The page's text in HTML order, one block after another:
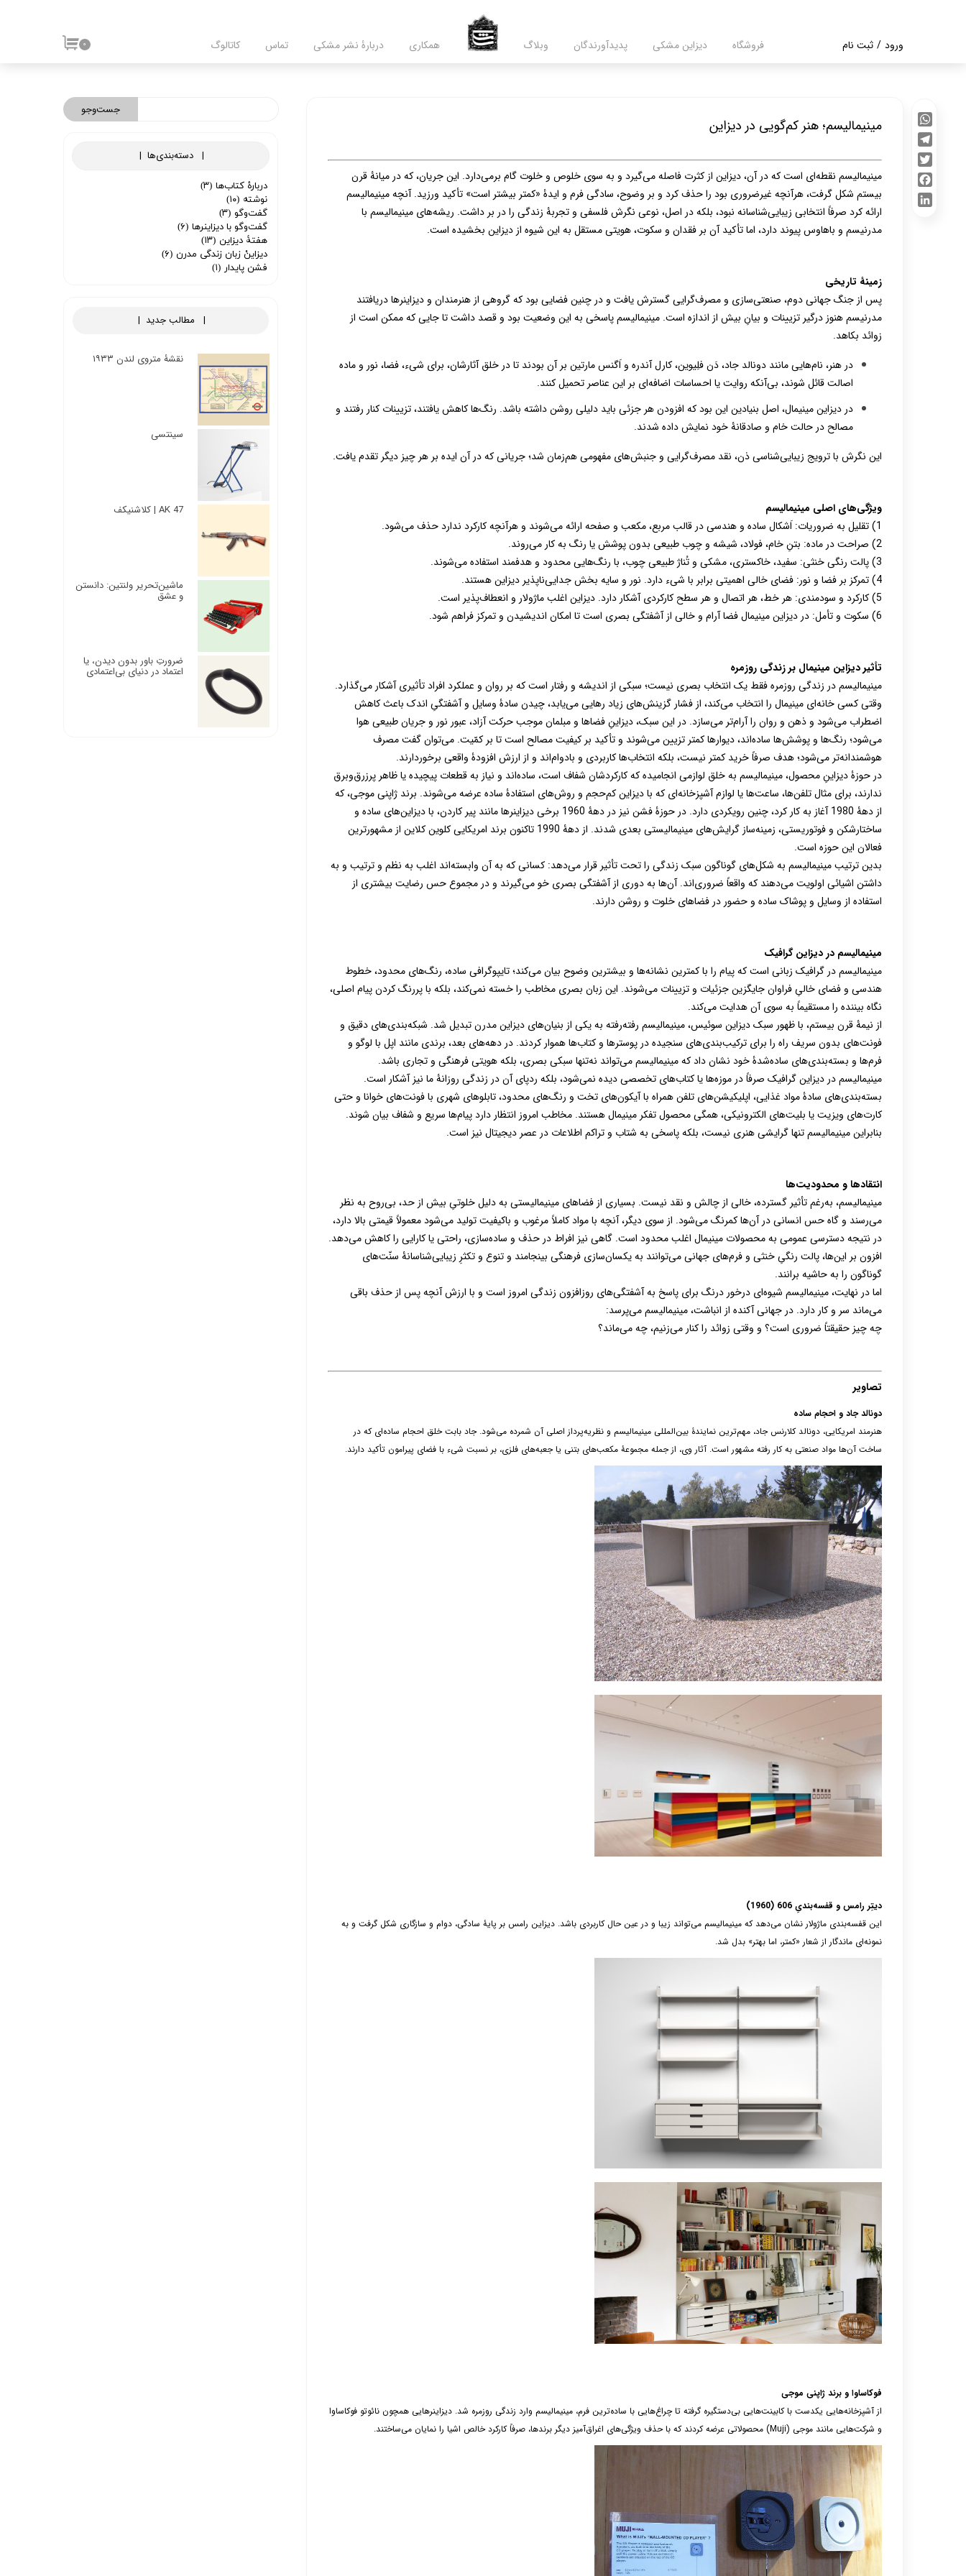
ورود / ثبت نام
سفارشات
خروج از حساب
کاربری
۰ همکاری دربارۀ نشر مشکی تماس کاتالوگ فروشگاه دیزاین مشکی پدید‌آورندگان وبلاگ
مینیمالیسم؛ هنر کم‌گویی در دیزاین
مینیمالیسم نقطه‌ای است که در آن، دیزاین از کثرت فاصله می‌گیرد و به سوی خلوص و خلوت گام برمی‌دارد. این جریان، که در میانۀ قرن
بیستم شکل گرفت، هرآنچه غیرضروری بود را حذف کرد و بر وضوح، سادگی فرم و ایدۀ «کمتر بیشتر است» تأکید ورزید. آنچه مینیمالیسم
ارائه کرد صرفاً انتخابی زیبایی‌شناسانه نبود، بلکه در اصل، نوعی نگرش فلسفی و تجربۀ زندگی را در بر داشت. ریشه‌های مینیمالیسم با
مدرنیسم و باهاوس پیوند دارد، اما تأکید آن بر فقدان و سکوت، هویتی مستقل به این شیوه از دیزاین بخشیده است.
زمینۀ تاریخی
پس از جنگ جهانی دوم، صنعتی‌سازی و مصرف‌گرایی گسترش یافت و در چنین فضایی بود که گروهی از هنرمندان و دیزاینرها دریافتند
مدرنیسم هنوز درگیر تزیینات و بیان‌ِ بیش از اندازه است. مینیمالیسم پاسخی به این وضعیت بود و قصد داشت تا جایی که ممکن است از
زوائد بکاهد.
در هنر، نام‌هایی مانند دونالد جاد، دَن فلِیوین، کارل آندره و اَگنس مارتین بر آن بودند تا در خلق آثارشان، برای شیء، فضا، نور و ماده
اصالت قائل شوند، بی‌آنکه روایت یا احساسات اضافه‌ای بر این عناصر تحمیل کنند.
در دیزاین مینیمال، اصل بنیادین این بود که افزودن هر جزئی باید دلیلی روشن داشته باشد. رنگ‌ها کاهش یافتند، تزیینات کنار رفتند و
مصالح در حالت خام و صادقانۀ خود نمایش داده شدند.
این نگرش با ترویج زیبایی‌شناسی ذن، نقد مصرف‌گرایی و جنبش‌های مفهومی هم‌زمان شد؛ جریانی که در آن ایده بر هر چیز دیگر تقدم یافت.
ویژگی‌های اصلی مینیمالیسم
1) تقلیل به ضروریات:
اَشکال ساده و هندسی در قالب مربع، مکعب و صفحه ارائه می‌شوند و هرآنچه کارکرد ندارد حذف می‌شود.
2) صراحت در ماده:
بتنِ خام، فولاد، شیشه و چوب طبیعی بدون پوشش یا رنگ به کار می‌روند.
3) پالت رنگی خنثی:
سفید، خاکستری، مشکی و تُناژ طبیعی چوب، با رنگ‌هایی محدود و هدفمند استفاده می‌شوند.
4) تمرکز بر فضا و نور: فضای خالی اهمیتی برابر با شیء دارد. نور و سایه بخش جدایی‌ناپذیر دیزاین هستند.
5) کارکرد و سودمندی: هر خط، هر اتصال و هر سطح کارکردی آشکار دارد. دیزاین اغلب ماژولار و انعطاف‌پذیر است.
6) سکوت و تأمل: در دیزاین مینیمال فضا آرام و خالی از آشفتگی بصری است تا امکان اندیشیدن و تمرکز فراهم شود.
تأثیر دیزاین مینیمال بر زندگی روزمره
مینیمالیسم در زندگی روزمره فقط یک انتخاب بصری نیست؛ سبکی از اندیشه و رفتار است که بر روان و عملکرد افراد تأثیری آشکار می‌گذارد.
وقتی کسی خانه‌ای مینیمال را انتخاب می‌کند، از فشار گزینش‌های زیاد رهایی می‌یابد، چیدن سادۀ وسایل و آشفتگیِ اندک باعث کاهش
اضطراب می‌شود و ذهن و روان را آرام‌تر می‌سازد. در این سبک، دیزاینِ فضاها و مبلمان موجب حرکت آزاد، عبور نور و جریان طبیعی هوا
می‌شود؛ رنگ‌ها و پوشش‌ها ساده‌اند، دیوارها کمتر تزیین می‌شوند و تأکید بر کیفیت مصالح است تا بر کمّیت. می‌توان گفت مصرف
هوشمندانه‌تر می‌شود؛ هدف صرفاً خرید کمتر نیست، بلکه انتخاب‌ها کاربردی و بادوام‌اند و از ارزش افزودۀ واقعی برخوردارند.
در حوزۀ دیزاینِ محصول، مینیمالیسم به خلق لوازمی انجامیده که کارکردشان شفاف است، ساده‌اند و نیاز به قطعات پیچیده یا ظاهر پرزرق‌وبرق
ندارند، برای مثال تلفن‌ها، ساعت‌ها یا لوازم آشپزخانه‌ای که با دیزاین کم‌حجم و روش‌های استفادۀ ساده عرضه می‌شوند. برند ژاپنی موجی، که
از دهۀ 1980 آغاز به کار کرد، چنین رویکردی دارد. در حوزۀ فشن نیز در دهۀ 1960 برخی دیزاینرها مانند پیر کاردن، با دیزاین‌های ساده و
ساختارشکن و فوتوریستی، زمینه‌ساز گرایش‌های مینیمالیستی بعدی شدند. از دهۀ 1990 تاکنون برند امریکایی کلوین کلاین از مشهورترین
فعالان این حوزه است.
بدین ترتیب مینیمالیسم به شکل‌های گوناگون سبک زندگی را تحت تأثیر قرار می‌دهد: کسانی که به آن وابسته‌اند اغلب به نظم و ترتیب و به
داشتن اشیائی اولویت می‌دهند که واقعاً ضروری‌اند. آن‌ها به دوری از آشفتگی بصری خو می‌گیرند و در مجموع حس رضایت بیشتری از
استفاده از وسایل و پوشاک ساده و حضور در فضاهای خلوت و روشن دارند.
مینیمالیسم در دیزاین گرافیک
مینیمالیسم در گرافیک زبانی است که پیام را با کمترین نشانه‌ها و بیشترین وضوح بیان می‌کند؛ تایپوگرافی ساده، رنگ‌های محدود، خطوط
هندسی و فضای خالیِ فراوان جایگزین جزئیات و تزیینات می‌شوند. این زبان بصری مخاطب را خسته نمی‌کند، بلکه با پررنگ کردن پیام اصلی،
نگاه بیننده را مستقیماً به سوی آن هدایت می‌کند.
از نیمۀ قرن بیستم، با ظهور سبک دیزاین سوئیس، مینیمالیسم رفته‌رفته به یکی از بنیان‌های دیزاین مدرن تبدیل شد. شبکه‌بندی‌های دقیق و
فونت‌های بدون سریف راه را برای ترکیب‌بندی‌های سنجیده در پوسترها و کتاب‌ها هموار کردند. در دهه‌های بعد، برندی مانند اپل با لوگو و
فرم‌ها و بسته‌بندی‌های ساده‌شدۀ خود نشان داد که مینیمالیسم می‌تواند نه‌تنها سبکی بصری، بلکه هویتی فرهنگی و تجاری باشد.
مینیمالیسم در دیزاین گرافیک صرفاً در موزه‌ها یا کتاب‌های تخصصی دیده نمی‌شود، بلکه ردپای آن در زندگی روزانۀ ما نیز آشکار است.
بسته‌بندی‌های سادۀ مواد غذایی، اپلیکیشن‌های تلفن همراه با آیکون‌های تخت و رنگ‌های محدود، تابلوهای شهری با فونت‌های خوانا و حتی
کارت‌های ویزیت یا بلیت‌های الکترونیکی، همگی محصول تفکر مینیمال هستند. مخاطب امروز انتظار دارد پیام‌ها سریع و شفاف بیان شوند.
بنابراین مینیمالیسم تنها گرایشی هنری نیست، بلکه پاسخی به شتاب و تراکم اطلاعات در عصر دیجیتال نیز است.
انتقادها و محدودیت‌ها
مینیمالیسم، به‌رغم تأثیر گسترده، خالی از چالش و نقد نیست. بسیاری از فضاهای مینیمالیستی به دلیل خلوتیِ بیش از حد، بی‌روح به نظر
می‌رسند و گاه حس انسانی در آن‌ها کمرنگ می‌شود. از سوی دیگر، آنچه با مواد کاملاً مرغوب و باکیفیت تولید می‌شود معمولاً قیمتی بالا دارد،
در نتیجه دسترسی عمومی به محصولات مینیمال اغلب محدود است. گاهی نیز افراط در حذف و ساده‌سازی، راحتی یا کارایی را کاهش می‌دهد.
افزون بر این‌ها، پالت رنگیِ خنثی و فرم‌های جهانی می‌توانند به یکسان‌سازی فرهنگی بینجامند و تنوع و تکثرِ زیبایی‌شناسانۀ سنّت‌های
گوناگون را به حاشیه برانند.
اما در نهایت، مینیمالیسم شیوه‌ای درخور درنگ برای پاسخ به آشفتگی‌های روزافزون زندگی امروز است و با ارزش آنچه پس از حذف باقی
می‌ماند سر و کار دارد. در جهانی آکنده از انباشت، مینیمالیسم می‌پرسد:
چه چیز حقیقتاً ضروری است؟ و وقتی زوائد را کنار می‌زنیم، چه می‌ماند؟
تصاویر
دونالد جاد و احجام ساده
هنرمند امریکایی، دونالد کلارنس جاد، مهم‌ترین نمایندۀ بین‌المللی مینیمالیسم و نظریه‌پرداز اصلی آن شمرده می‌شود. جاد بابت خلق احجام ساده‌ای که در
ساخت آن‌ها مواد صنعتی به کار رفته مشهور است. آثار وی، از جمله مجموعۀ مکعب‌های بتنی یا جعبه‌های فلزی، بر نسبت شیء با فضای پیرامون تأکید دارند.
دیتِر رامس و قفسه‌بندیِ 606 (1960)
این قفسه‌بندی ماژولار نشان می‌دهد که مینیمالیسم می‌تواند زیبا و در عین حال کاربردی باشد. دیزاین رامس بر پایۀ سادگی، دوام و سازگاری شکل گرفت و به
نمونه‌ای ماندگار از شعار «کمتر، اما بهتر» بدل شد.
فوکاساوا و برند ژاپنی موجی
از آشپزخانه‌هایی یکدست با کابینت‌هایی بی‌دستگیره گرفته تا چراغ‌هایی با ساده‌ترین فرم، مینیمالیسم وارد زندگی روزمره شد. دیزاینرهایی همچون نائوتو فوکاساوا
و شرکت‌هایی مانند موجی (Muji
) محصولاتی عرضه کردند که با حذف ویژگی‌های اغراق‌آمیز دیگر برندها، صرفاً کارکرد خالص اشیا را نمایان می‌ساختند.
جست‌وجو
| ​ مطالب جدید |
نقشۀ متروی لندن ۱۹۳۳
سینتسی
AK 47 | کلاشنیکف
ماشین‌تحریر ولنتین: دانستن
و عشق
ضرورتِ باور بدون دیدن، یا
اعتماد در دنیای بی‌اعتمادی
| ​ دسته‌بندی‌ها |
دربارۀ کتاب‌ها (۳)
نوشته (۱۰)
گفت‌وگو (۳)
گفت‌وگو با دیزاینرها (۶)
هفتۀ دیزاین (۱۳)
دیزاینْ زبان زندگی مدرن (۶)
فشن پایدار (۱)
WhatsApp
Telegram
Twitter
Facebook